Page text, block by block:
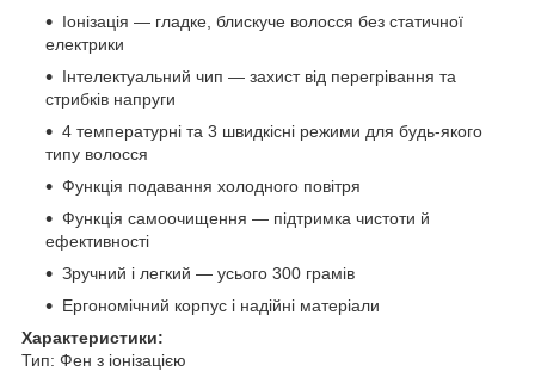
Іонізація — гладке, блискуче волосся без статичної
електрики
Інтелектуальний чип — захист від перегрівання та
стрибків напруги
4 температурні та 3 швидкісні режими для будь-якого
типу волосся
Функція подавання холодного повітря
Функція самоочищення — підтримка чистоти й
ефективності
Зручний і легкий — усього 300 грамів
Ергономічний корпус і надійні матеріали
Характеристики:
Тип: Фен з іонізацією